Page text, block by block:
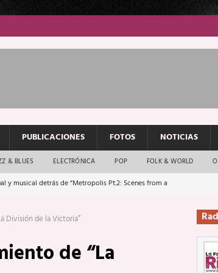
PUBLICACIONES FOTOS NOTICIAS
& BLUES ELECTRÓNICA POP FOLK & WORLD
y musical detrás de “Metropolis Pt.2: Scenes from a
en buenas manos
te saludan
ENTREVISTAS
un mito
División de la Victoria”
de “La